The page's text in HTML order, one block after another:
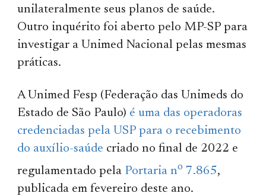
unilateralmente seus planos de saúde.
Outro inquérito foi aberto pelo MP-SP para
investigar a Unimed Nacional pelas mesmas
práticas.
A Unimed Fesp (Federação das Unimeds do
Estado de São Paulo) é uma das operadoras
credenciadas pela USP para o recebimento
do auxílio-saúde criado no final de 2022 e
regulamentado pela Portaria no 7.865,
publicada em fevereiro deste ano.